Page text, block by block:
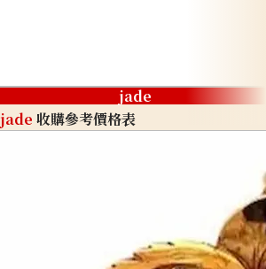
jade
jade 收購參考價格表